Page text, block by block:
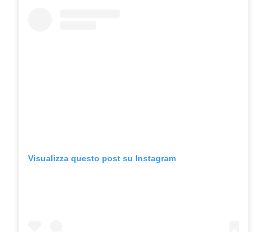
Visualizza questo post su Instagram